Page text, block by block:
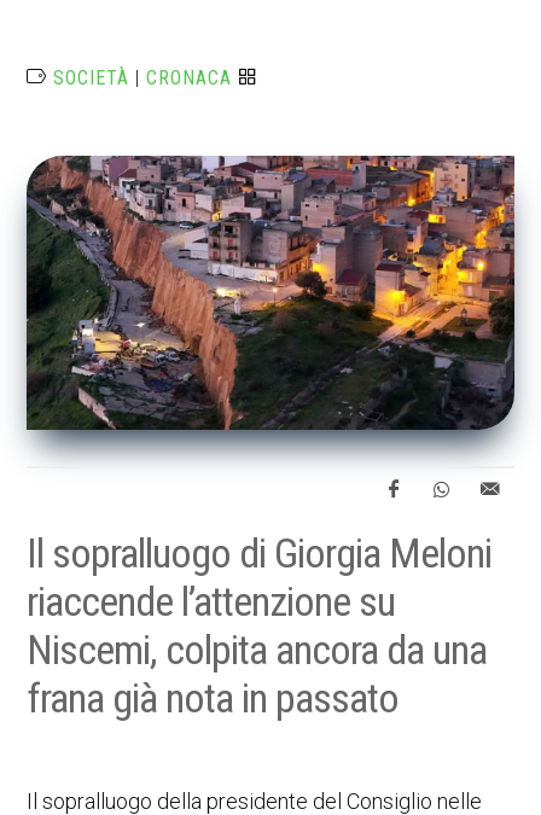
SOCIETÀ |CRONACA
Il sopralluogo di Giorgia Meloni
riaccende l’attenzione su
Niscemi, colpita ancora da una
frana già nota in passato
Il sopralluogo della presidente del Consiglio nelle